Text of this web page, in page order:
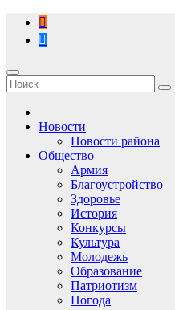
Перейти
содержимому
Новости
Новости района
Общество
Армия
Благоустройство
Здоровье
История
Конкурсы
Культура
Молодежь
Образование
Патриотизм
Погода